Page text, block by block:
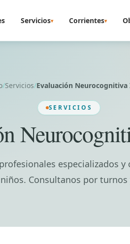
Servicios▾ Corrientes▾
/Servicios/Evaluación
SERVICIOS
especializados
Consultanos por